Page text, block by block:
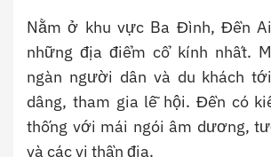
Nằm ở khu vực Ba Đình, Đền
những địa điểm cổ kính nhất.
ngàn người dân và du khách
dâng, tham gia lễ hội. Đền có
thống với mái ngói âm dương,
và các vị thần địa.